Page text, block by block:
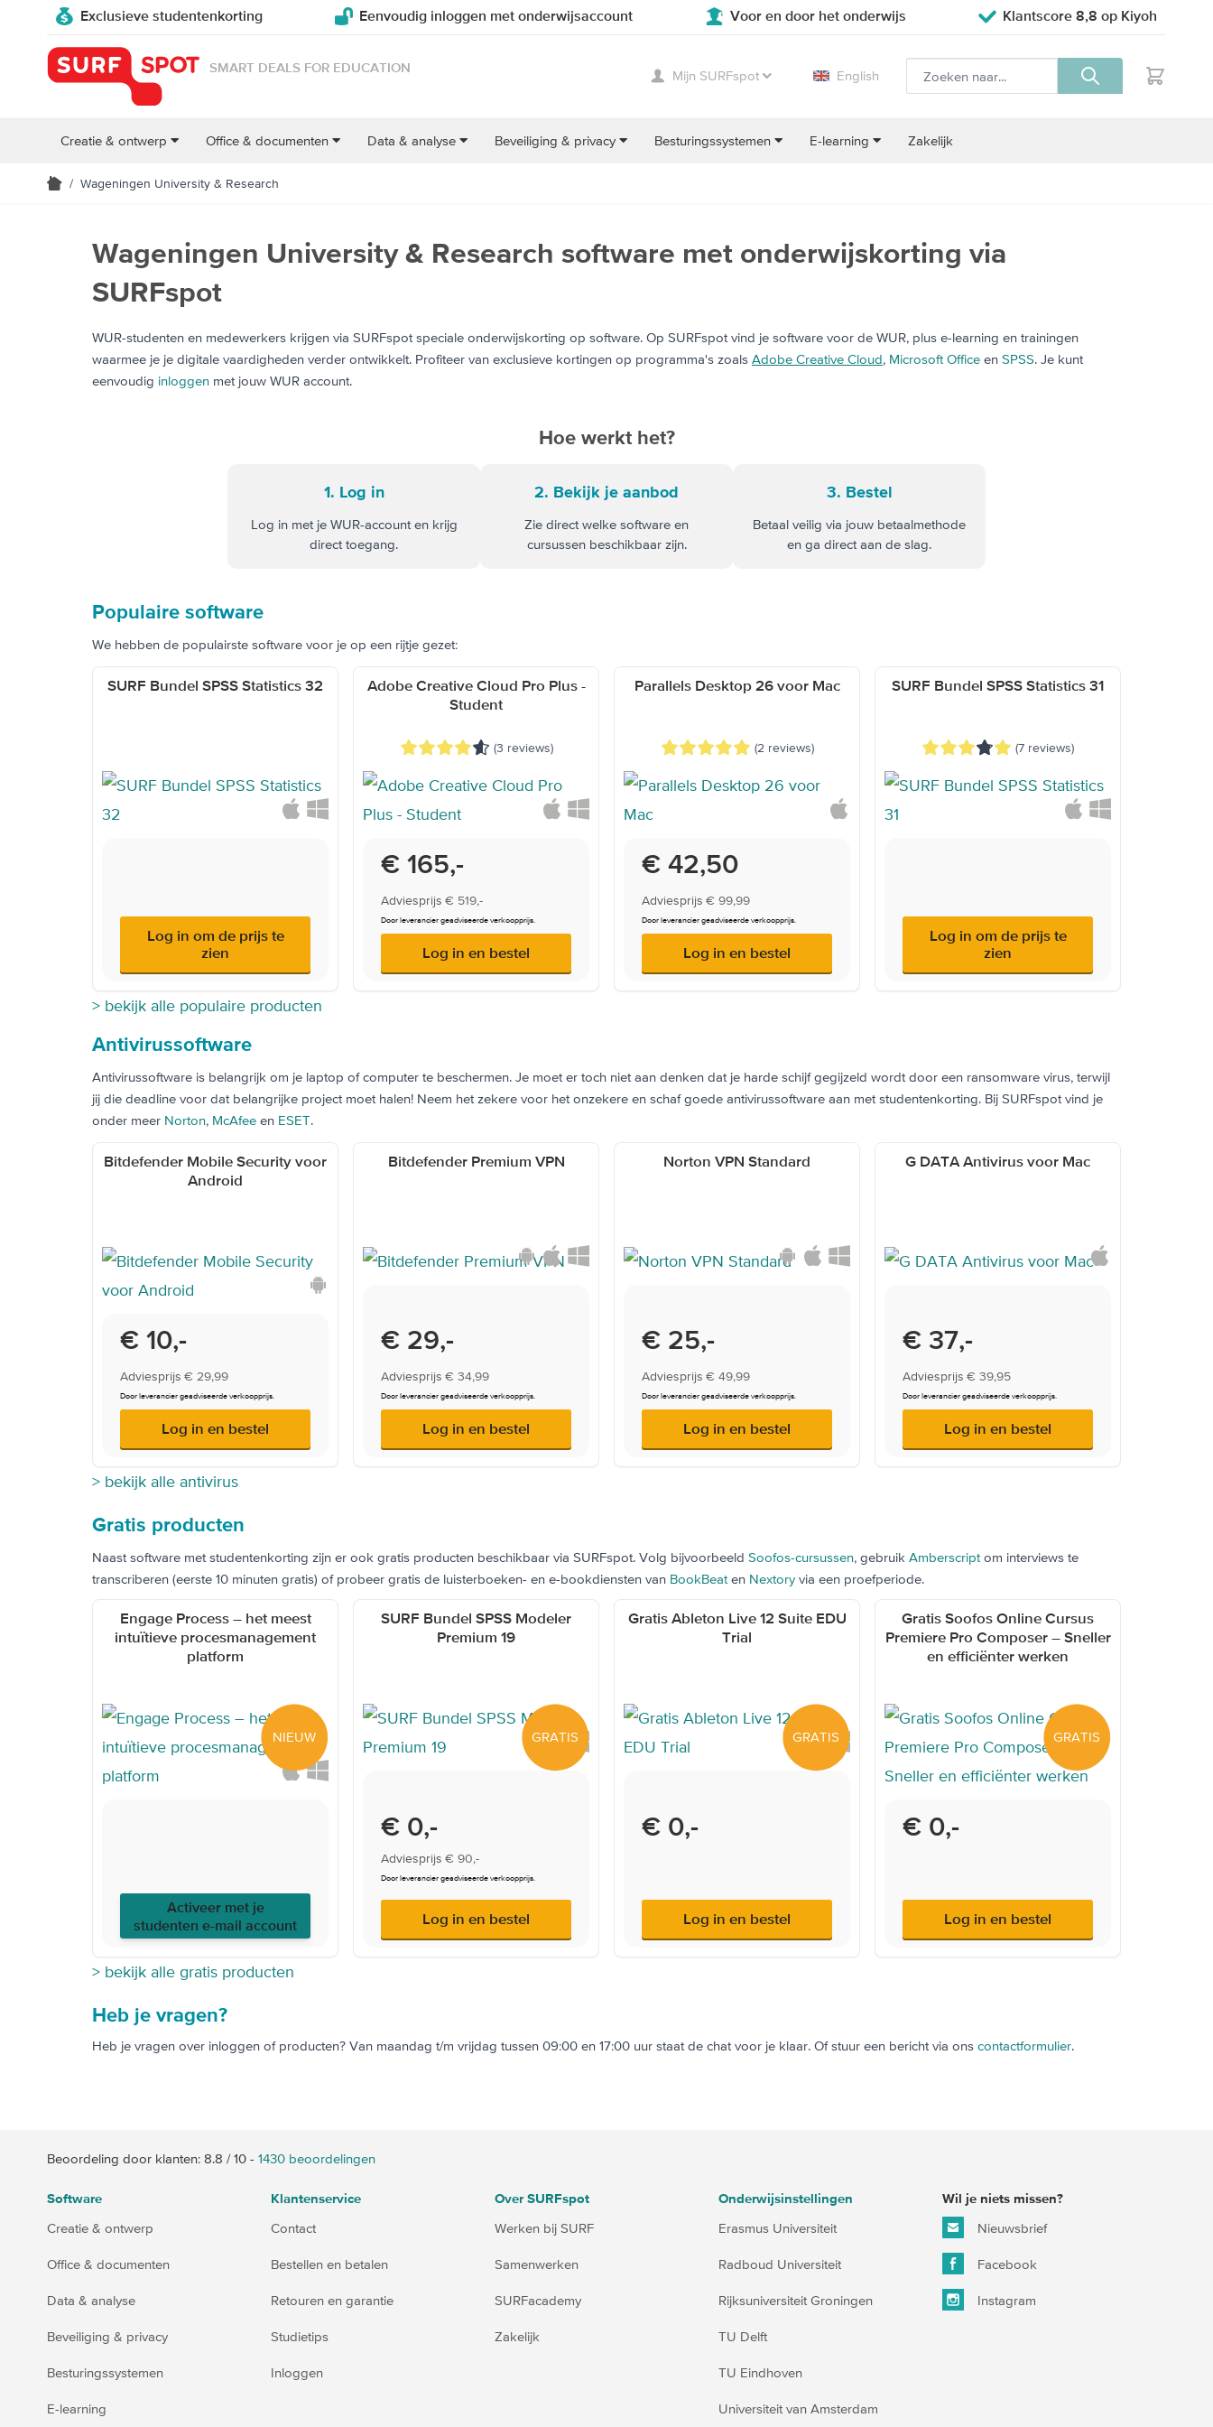
Exclusieve studentenkorting Eenvoudig inloggen met onderwijsaccount Voor en door het onderwijs Klantscore 8,8 op Kiyoh
SMART DEALS FOR EDUCATION
Mijn SURFspot English
Creatie & ontwerp Office & documenten Data & analyse Beveiliging & privacy Besturingssystemen E-learning Zakelijk
/ Wageningen University & Research
Wageningen University & Research software met onderwijskorting via
SURFspot
WUR-studenten en medewerkers krijgen via SURFspot speciale onderwijskorting op software. Op SURFspot vind je software voor de WUR, plus e-learning en trainingen
waarmee je je digitale vaardigheden verder ontwikkelt. Profiteer van exclusieve kortingen op programma's zoals Adobe Creative Cloud, Microsoft Office en SPSS. Je kunt
eenvoudig inloggen met jouw WUR account.
Hoe werkt het?
1. Log in
Log in met je WUR-account en krijg
direct toegang.
2. Bekijk je aanbod
Zie direct welke software en
cursussen beschikbaar zijn.
3. Bestel
Betaal veilig via jouw betaalmethode
en ga direct aan de slag.
Populaire software
We hebben de populairste software voor je op een rijtje gezet:
SURF Bundel SPSS Statistics 32
Log in om de prijs te
zien
Adobe Creative Cloud Pro Plus -
Student
(3 reviews)
Onderwijsprijs
€ 165,-
Adviesprijs € 519,-
Door leverancier geadviseerde verkoopprijs.
Log in en bestel
Parallels Desktop 26 voor Mac
(2 reviews)
Onderwijsprijs
€ 42,50
Adviesprijs € 99,99
Door leverancier geadviseerde verkoopprijs.
Log in en bestel
SURF Bundel SPSS Statistics 31
(7 reviews)
Log in om de prijs te
zien
> bekijk alle populaire producten
Antivirussoftware
Antivirussoftware is belangrijk om je laptop of computer te beschermen. Je moet er toch niet aan denken dat je harde schijf gegijzeld wordt door een ransomware virus, terwijl
jij die deadline voor dat belangrijke project moet halen! Neem het zekere voor het onzekere en schaf goede antivirussoftware aan met studentenkorting. Bij SURFspot vind je
onder meer Norton, McAfee en ESET.
Bitdefender Mobile Security voor
Android
Onderwijsprijs
€ 10,-
Adviesprijs € 29,99
Door leverancier geadviseerde verkoopprijs.
Log in en bestel
Bitdefender Premium VPN
Onderwijsprijs
€ 29,-
Adviesprijs € 34,99
Door leverancier geadviseerde verkoopprijs.
Log in en bestel
Norton VPN Standard
Onderwijsprijs
€ 25,-
Adviesprijs € 49,99
Door leverancier geadviseerde verkoopprijs.
Log in en bestel
G DATA Antivirus voor Mac
Onderwijsprijs
€ 37,-
Adviesprijs € 39,95
Door leverancier geadviseerde verkoopprijs.
Log in en bestel
> bekijk alle antivirus
Gratis producten
Naast software met studentenkorting zijn er ook gratis producten beschikbaar via SURFspot. Volg bijvoorbeeld Soofos-cursussen, gebruik Amberscript om interviews te
transcriberen (eerste 10 minuten gratis) of probeer gratis de luisterboeken- en e-bookdiensten van BookBeat en Nextoryvia een proefperiode.
Engage Process – het meest
intuïtieve procesmanagement
platform
NIEUW
Activeer met je
studenten e-mail account
SURF Bundel SPSS Modeler
Premium 19
GRATIS
€ 0,-
Adviesprijs € 90,-
Door leverancier geadviseerde verkoopprijs.
Log in en bestel
Gratis Ableton Live 12 Suite EDU
Trial
GRATIS
€ 0,-
Log in en bestel
Gratis Soofos Online Cursus
Premiere Pro Composer – Sneller
en efficiënter werken
GRATIS
€ 0,-
Log in en bestel
> bekijk alle gratis producten
Heb je vragen?
Heb je vragen over inloggen of producten? Van maandag t/m vrijdag tussen 09:00 en 17:00 uur staat de chat voor je klaar. Of stuur een bericht via ons contactformulier.
Beoordeling door klanten: 8.8 /10 - 1430 beoordelingen
Software
Creatie & ontwerp
Office & documenten
Data & analyse
Beveiliging & privacy
Besturingssystemen
E-learning
Klantenservice
Contact
Bestellen en betalen
Retouren en garantie
Studietips
Inloggen
Over SURFspot
Werken bij SURF
Samenwerken
SURFacademy
Zakelijk
Onderwijsinstellingen
Erasmus Universiteit
Radboud Universiteit
Rijksuniversiteit Groningen
TU Delft
TU Eindhoven
Universiteit van Amsterdam
Wil je niets missen?
Nieuwsbrief
Facebook
Instagram